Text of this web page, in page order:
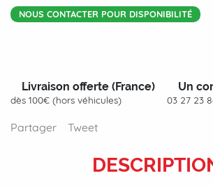
NOUS CONTACTER POUR DISPONIBILITÉ
Livraison offerte (France)
dès 100€ (hors véhicules)
Un
03 27 23
Partager Tweet